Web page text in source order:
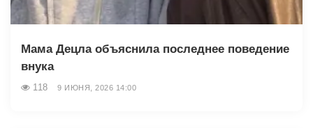
Мама Децла объяснила последнее поведение
внука
118 9 ИЮНЯ, 2026 14:00